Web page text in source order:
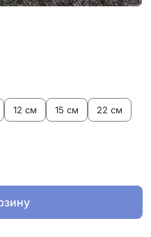
12 см 15 см 22 см